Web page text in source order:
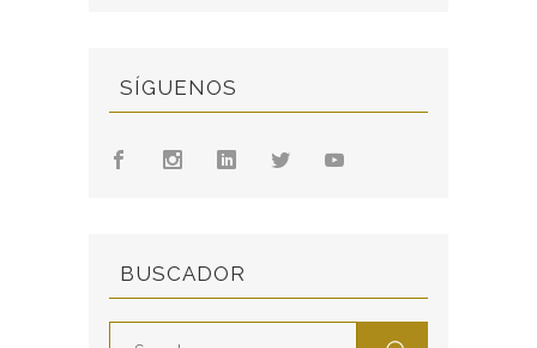
SÍGUENOS
BUSCADOR